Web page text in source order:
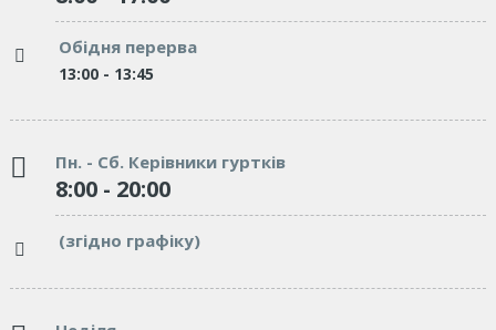
Обідня перерва
13:00 - 13:45
Пн. - Сб. Керівники гуртків
8:00 - 20:00
(згідно графіку)